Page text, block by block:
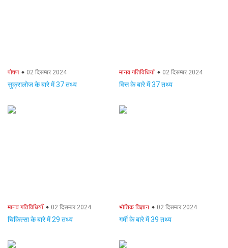
पोषण 02 दिसम्बर 2024
सुक्रालोज के बारे में 37 तथ्य
मानव गतिविधियाँ 02 दिसम्बर 2024
वित्त के बारे में 37 तथ्य
मानव गतिविधियाँ 02 दिसम्बर 2024
चिकित्सा के बारे में 29 तथ्य
भौतिक विज्ञान 02 दिसम्बर 2024
गर्मी के बारे में 39 तथ्य